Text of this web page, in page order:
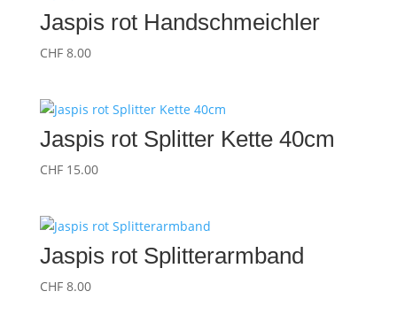
Jaspis rot Handschmeichler
CHF8.00
Jaspis rot Splitter Kette 40cm
CHF15.00
Jaspis rot Splitterarmband
CHF8.00